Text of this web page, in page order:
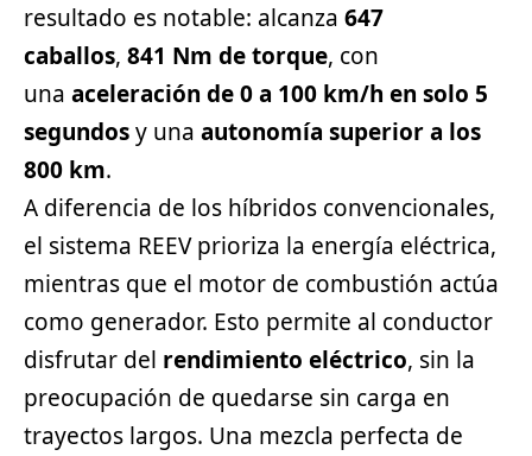
resultado es notable: alcanza 647
caballos, 841 Nm de torque, con
una aceleración de 0 a 100 km/h en solo 5
segundosy una autonomía superior a los
800 km.
A diferencia de los híbridos convencionales,
el sistema REEV prioriza la energía eléctrica,
mientras que el motor de combustión actúa
como generador. Esto permite al conductor
disfrutar del rendimiento eléctrico, sin la
preocupación de quedarse sin carga en
trayectos largos. Una mezcla perfecta de